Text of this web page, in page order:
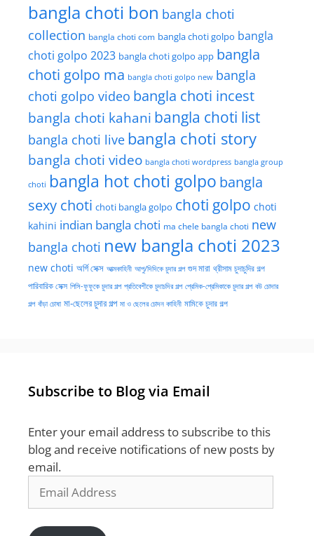
bangla choti bon bangla choti
collection bangla choti com bangla choti golpo bangla
choti golpo 2023 bangla choti golpo app bangla
choti golpo ma bangla choti golpo new bangla
choti golpo video bangla choti incest
bangla choti kahani bangla choti list
bangla choti live bangla choti story
bangla choti video bangla choti wordpress bangla group
choti bangla hot choti golpo bangla
sexy choti choti bangla golpo choti golpo choti
kahini indian bangla choti ma chele bangla choti new
bangla choti new bangla choti 2023
new choti অর্গি সেক্স আত্মকাহিনী আপু/দিদিকে চুদার গল্প গুদ মারা থ্রীসাম চুদাচুদির গল্প
পারিবারিক সেক্স পিসি-ফুফুকে চুদার গল্প প্রতিবেশীকে চুদাচদির গল্প প্রেমিক-প্রেমিকাকে চুদার গল্প বউ চোদার
গল্প বাঁড়া চোষা মা-ছেলের চুদার গল্প মা ও ছেলের চোদন কাহিনী মামিকে চুদার গল্প
Subscribe to Blog via Email
Enter your email address to subscribe to this
blog and receive notifications of new posts by
email.
Address